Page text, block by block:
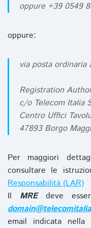
oppure +39 0549
oppure:
via posta ordinaria
Registration
c/o Telecom Italia
Centro Uffici
47893 Borgo
Per maggiori
consultare le
Responsabilità (LAR)
Il MREdeve
email indicata nella